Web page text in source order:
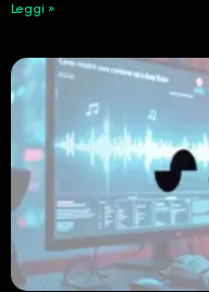
Leggi »